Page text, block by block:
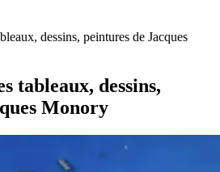
dessins, peintures de Jacques
tableaux, dessins,
Monory